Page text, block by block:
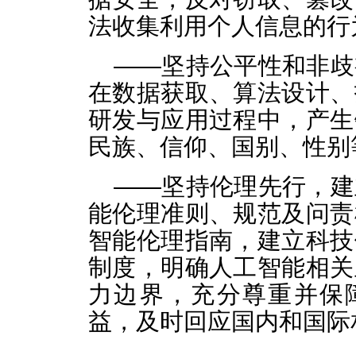
法收集利用个人信息的
——坚持公平性和非歧
在数据获取、算法设计
研发与应用过程中，产
民族、信仰、国别、性
——坚持伦理先行，建
能伦理准则、规范及问
智能伦理指南，建立科
制度，明确人工智能相
力边界，充分尊重并保
益，及时回应国内和国